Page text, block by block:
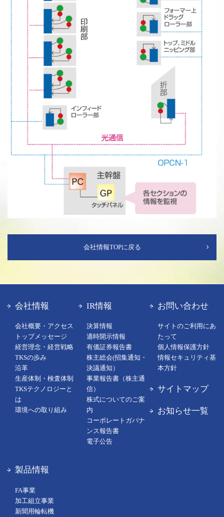
会社情報TOPに戻る
会社情報
会社概要・アクセス
トップメッセージ
経営理念・経営戦略
TKSの歩み
沿革
生産体制・検査体制
TKSテクノロジーと
は
環境への取り組み
IR情報
決算情報
適時開示情報
有価証券報告書
株主総会(招集通知・
決議通知）
事業報告書（株主通
信）
株式についてのご案
内
コーポレートガバナ
ンス報告書
電子公告
お問い合わせ
サイトのご利用にあ
たって
個人情報保護方針
情報セキュリティ基
本方針
サイトマップ
お知らせ一覧
製品情報
FA事業
加工組立事業
新聞用輪転機